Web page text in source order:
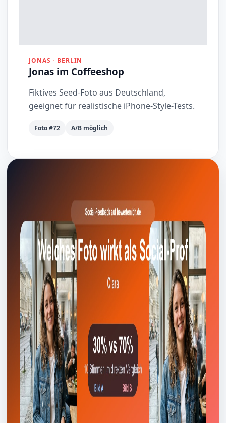
JONAS · BERLIN
Jonas im Coffeeshop
Fiktives Seed-Foto aus Deutschland,
geeignet für realistische iPhone-Style-Tests.
Foto #72 A/B möglich